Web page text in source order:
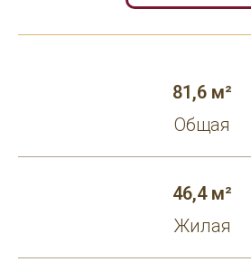
81,6 м²
Общая
46,4 м²
Жилая